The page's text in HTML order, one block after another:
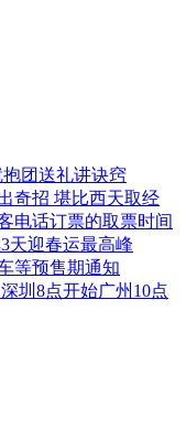
团送礼讲诀窍
奇招 堪比西天取经
电话订票的取票时间
天迎春运最高峰
等预售期通知
圳8点开始广州10点